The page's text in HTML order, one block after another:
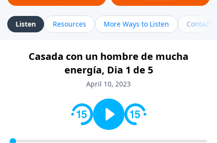
Listen Resources More Ways to Listen Contact
Casada con un hombre de mucha
energía, Dia 1 de 5
April 10, 2023